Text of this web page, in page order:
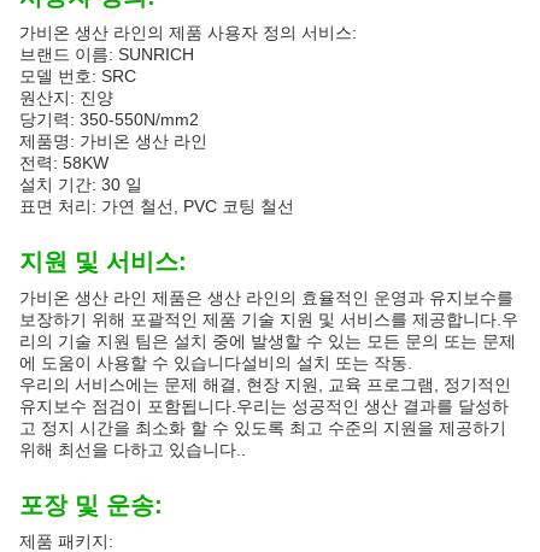
가비온 생산 라인의 제품 사용자 정의 서비스:
브랜드 이름: SUNRICH
모델 번호: SRC
원산지: 진양
당기력: 350-550N/mm2
제품명: 가비온 생산 라인
전력: 58KW
설치 기간: 30 일
표면 처리: 가연 철선, PVC 코팅 철선
지원 및 서비스:
가비온 생산 라인 제품은 생산 라인의 효율적인 운영과 유지보수를
보장하기 위해 포괄적인 제품 기술 지원 및 서비스를 제공합니다.우
리의 기술 지원 팀은 설치 중에 발생할 수 있는 모든 문의 또는 문제
에 도움이 사용할 수 있습니다설비의 설치 또는 작동.
우리의 서비스에는 문제 해결, 현장 지원, 교육 프로그램, 정기적인
유지보수 점검이 포함됩니다.우리는 성공적인 생산 결과를 달성하
고 정지 시간을 최소화 할 수 있도록 최고 수준의 지원을 제공하기
위해 최선을 다하고 있습니다..
포장 및 운송:
제품 패키지: